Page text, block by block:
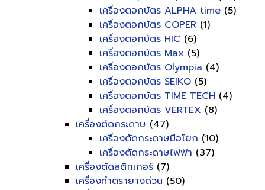
เครื่องตอกบัตร ALPHA time (5)
เครื่องตอกบัตร COPER (1)
เครื่องตอกบัตร HIC (6)
เครื่องตอกบัตร Max (5)
เครื่องตอกบัตร Olympia (4)
เครื่องตอกบัตร SEIKO (5)
เครื่องตอกบัตร TIME TECH (4)
เครื่องตอกบัตร VERTEX (8)
เครื่องตัดกระดาษ (47)
เครื่องตัดกระดาษมือโยก (10)
เครื่องตัดกระดาษไฟฟ้า (37)
เครื่องตัดสติกเกอร์ (7)
เครื่องทำตรายางด่วน (50)